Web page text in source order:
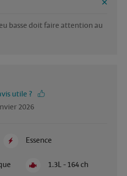
basse doit faire attention au
utile ?
2026
Essence
1.3L - 164 ch